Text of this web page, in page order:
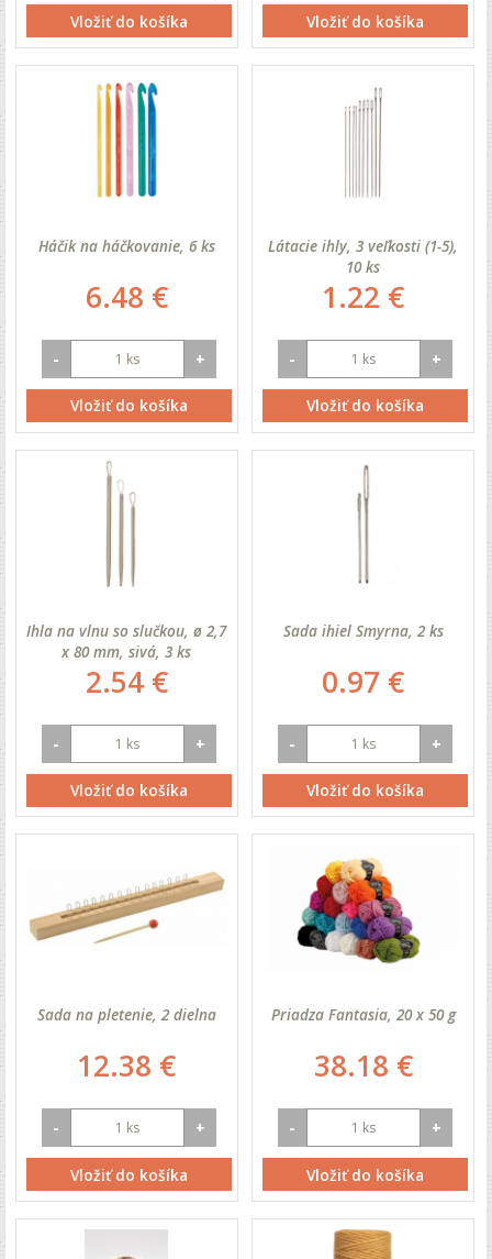
Vložiť do košíka Vložiť do košíka
Háčik na háčkovanie, 6 ks
6.48 €
- +
Vložiť do košíka
Látacie ihly, 3 veľkosti (1-5),
10 ks
1.22 €
- +
Vložiť do košíka
Ihla na vlnu so slučkou, ø 2,7
x 80 mm, sivá, 3 ks
2.54 €
- +
Vložiť do košíka
Sada ihiel Smyrna, 2 ks
0.97 €
- +
Vložiť do košíka
Sada na pletenie, 2 dielna
12.38 €
- +
Vložiť do košíka
Priadza Fantasia, 20 x 50 g
38.18 €
- +
Vložiť do košíka